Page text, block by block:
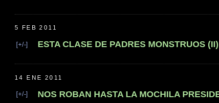
5 FEB 2011
[+/-] ESTA CLASE DE PADRES MONSTRUOS (II)
14 ENE 2011
[+/-] NOS ROBAN HASTA LA MOCHILA